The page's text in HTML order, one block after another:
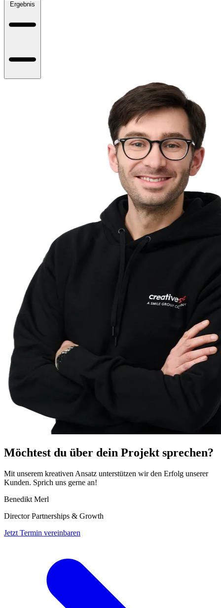
Ergebnis
Möchtest du über dein Projekt sprechen?
Mit unserem kreativen Ansatz unterstützen wir den Erfolg unserer
Kunden. Sprich uns gerne an!
Benedikt Merl
Director Partnerships & Growth
Jetzt Termin vereinbaren